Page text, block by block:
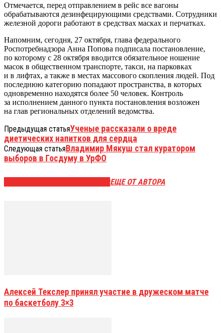
Отмечается, перед отправлением в рейс все вагоны
обрабатываются дезинфецирующими средствами. Сотрудники
железной дороги работают в средствах масках и перчатках.
Напомним, сегодня, 27 октября, глава федерального
Роспотребнадзора Анна Попова подписала постановление,
по которому с 28 октября вводится обязательное ношение
масок в общественном транспорте, такси, на парковках
и в лифтах, а также в местах массового скопления людей. Под
последнюю категорию попадают пространства, в которых
одновременно находятся более 50 человек. Контроль
за исполнением данного пункта постановления возложен
на глав региональных отделений ведомства.
Предыдущая статьяУченые рассказали о вреде
диетических напитков для сердца
Следующая статьяВладимир Мякуш стал куратором
выборов в Госдуму в УрФО
ЕЩЕ ОТ АВТОРА
Алексей Текслер принял участие в дружеском матче
по баскетболу 3×3